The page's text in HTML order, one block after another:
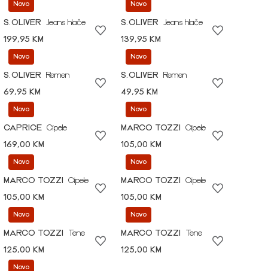
Novo
S.OLIVER
Jeans hlače
199,95 KM
Novo
S.OLIVER
Jeans hlače
139,95 KM
Novo
S.OLIVER
Remen
69,95 KM
Novo
S.OLIVER
Remen
49,95 KM
Novo
CAPRICE Cipele
169,00 KM
Novo
MARCO TOZZI
Cipele
105,00 KM
Novo
MARCO TOZZI
Cipele
105,00 KM
Novo
MARCO TOZZI
Cipele
105,00 KM
Novo
MARCO TOZZI
Tene
125,00 KM
Novo
MARCO TOZZI
Tene
125,00 KM
Novo